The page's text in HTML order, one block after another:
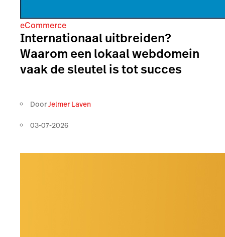
eCommerce
Internationaal uitbreiden?
Waarom een lokaal webdomein
vaak de sleutel is tot succes
DoorJelmer Laven
03-07-2026